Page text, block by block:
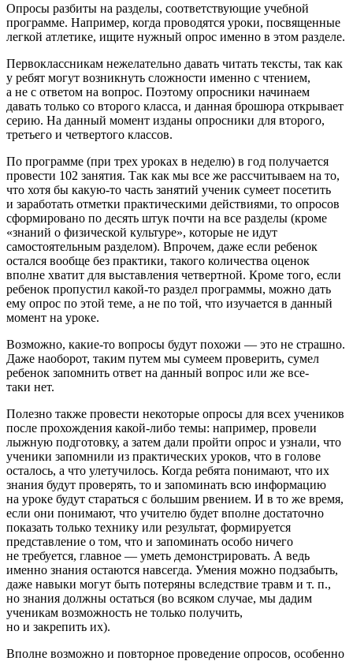
Опросы разбиты на разделы, соответствующие учебной
программе. Например, когда проводятся уроки, посвященные
легкой атлетике, ищите нужный опрос именно в этом разделе.
Первоклассникам нежелательно давать читать тексты, так как
у ребят могут возникнуть сложности именно с чтением,
а не с ответом на вопрос. Поэтому опросники начинаем
давать только со второго класса, и данная брошюра открывает
серию. На данный момент изданы опросники для второго,
третьего и четвертого классов.
По программе (при трех уроках в неделю) в год получается
провести 102 занятия. Так как мы все же рассчитываем на то,
что хотя бы какую-то часть занятий ученик сумеет посетить
и заработать отметки практическими действиями, то опросов
сформировано по десять штук почти на все разделы (кроме
«знаний о физической культуре», которые не идут
самостоятельным разделом). Впрочем, даже если ребенок
остался вообще без практики, такого количества оценок
вполне хватит для выставления четвертной. Кроме того, если
ребенок пропустил какой-то раздел программы, можно дать
ему опрос по этой теме, а не по той, что изучается в данный
момент на уроке.
Возможно, какие-то вопросы будут похожи — это не страшно.
Даже наоборот, таким путем мы сумеем проверить, сумел
ребенок запомнить ответ на данный вопрос или же все-
таки нет.
Полезно также провести некоторые опросы для всех учеников
после прохождения какой-либо темы: например, провели
лыжную подготовку, а затем дали пройти опрос и узнали, что
ученики запомнили из практических уроков, что в голове
осталось, а что улетучилось. Когда ребята понимают, что их
знания будут проверять, то и запоминать всю информацию
на уроке будут стараться с большим рвением. И в то же время,
если они понимают, что учителю будет вполне достаточно
показать только технику или результат, формируется
представление о том, что и запоминать особо ничего
не требуется, главное — уметь демонстрировать. А ведь
именно знания остаются навсегда. Умения можно подзабыть,
даже навыки могут быть потеряны вследствие травм и т. п.,
но знания должны остаться (во всяком случае, мы дадим
ученикам возможность не только получить,
но и закрепить их).
Вполне возможно и повторное проведение опросов, особенно